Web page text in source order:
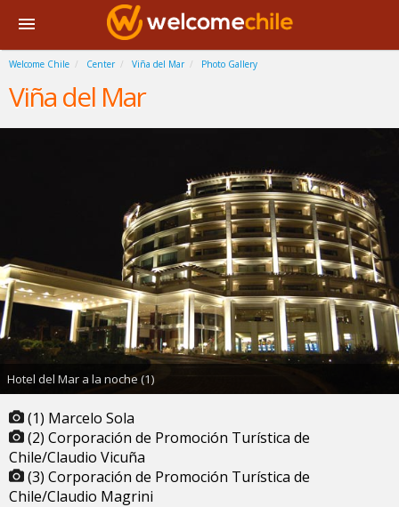
Welcome Chile Center Viña del Mar Photo Gallery
Viña del Mar
Hotel del Mar a la noche (1)
(1) Marcelo Sola
(2) Corporación de Promoción Turística de
Chile/Claudio Vicuña
(3) Corporación de Promoción Turística de
Chile/Claudio Magrini